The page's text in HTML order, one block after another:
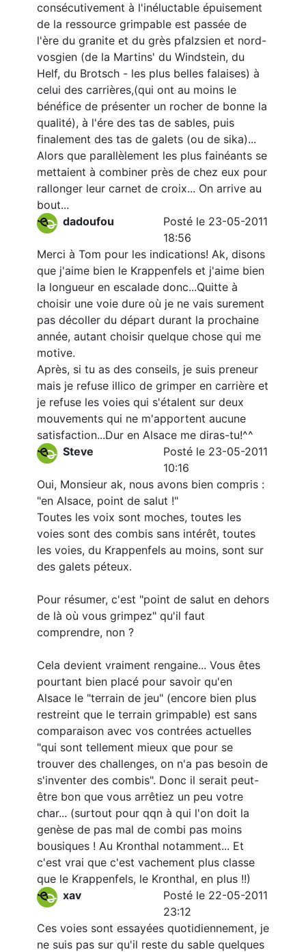
consécutivement à l'inéluctable épuisement
de la ressource grimpable est passée de
l'ère du granite et du grès pfalzsien et nord-
vosgien (de la Martins' du Windstein, du
Helf, du Brotsch - les plus belles falaises) à
celui des carrières,(qui ont au moins le
bénéfice de présenter un rocher de bonne la
qualité), à l'ére des tas de sables, puis
finalement des tas de galets (ou de sika)...
Alors que parallèlement les plus fainéants se
mettaient à combiner près de chez eux pour
rallonger leur carnet de croix... On arrive au
bout...
dadoufou
Posté le 23-05-2011
18:56
Merci à Tom pour les indications! Ak, disons
que j'aime bien le Krappenfels et j'aime bien
la longueur en escalade donc...Quitte à
choisir une voie dure où je ne vais surement
pas décoller du départ durant la prochaine
année, autant choisir quelque chose qui me
motive.
Après, si tu as des conseils, je suis preneur
mais je refuse illico de grimper en carrière et
je refuse les voies qui s'étalent sur deux
mouvements qui ne m'apportent aucune
satisfaction...Dur en Alsace me diras-tu!^^
Steve
Posté le 23-05-2011
10:16
Oui, Monsieur ak, nous avons bien compris :
"en Alsace, point de salut !"
Toutes les voix sont moches, toutes les
voies sont des combis sans intérêt, toutes
les voies, du Krappenfels au moins, sont sur
des galets péteux.
Pour résumer, c'est "point de salut en dehors
de là où vous grimpez" qu'il faut
comprendre, non ?
Cela devient vraiment rengaine... Vous êtes
pourtant bien placé pour savoir qu'en
Alsace le "terrain de jeu" (encore bien plus
restreint que le terrain grimpable) est sans
comparaison avec vos contrées actuelles
"qui sont tellement mieux que pour se
trouver des challenges, on n'a pas besoin de
s'inventer des combis". Donc il serait peut-
être bon que vous arrêtiez un peu votre
char... (surtout pour qqn à qui l'on doit la
genèse de pas mal de combi pas moins
bousiques ! Au Kronthal notamment... Et
c'est vrai que c'est vachement plus classe
que le Krappenfels, le Kronthal, en plus !!)
xav
Posté le 22-05-2011
23:12
Ces voies sont essayées quotidiennement, je
ne suis pas sur qu'il reste du sable quelques